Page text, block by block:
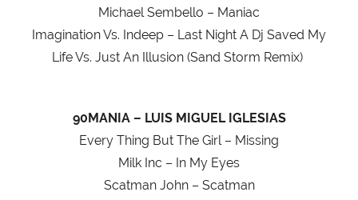
Michael Sembello – Maniac
Imagination Vs. Indeep – Last Night A Dj Saved My
Life Vs. Just An Illusion (Sand Storm Remix)
90MANIA – LUIS MIGUEL IGLESIAS
Every Thing But The Girl – Missing
Milk Inc – In My Eyes
Scatman John – Scatman